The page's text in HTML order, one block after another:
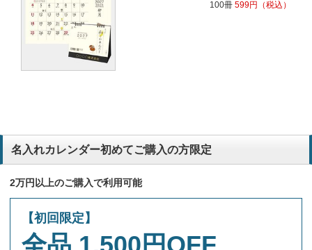
100冊 599円 （税込）
名入れカレンダー初めてご購入の方限定
2万円以上のご購入で利用可能
【初回限定】